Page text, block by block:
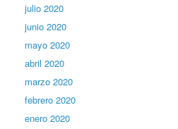
julio 2020
junio 2020
mayo 2020
abril 2020
marzo 2020
febrero 2020
enero 2020